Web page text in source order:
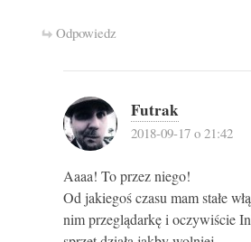
Odpowiedz
Futrak
2018-09-17 o 21:42
Aaaa! To przez niego!
Od jakiegoś czasu mam stałe
nim przeglądarkę i oczywiście